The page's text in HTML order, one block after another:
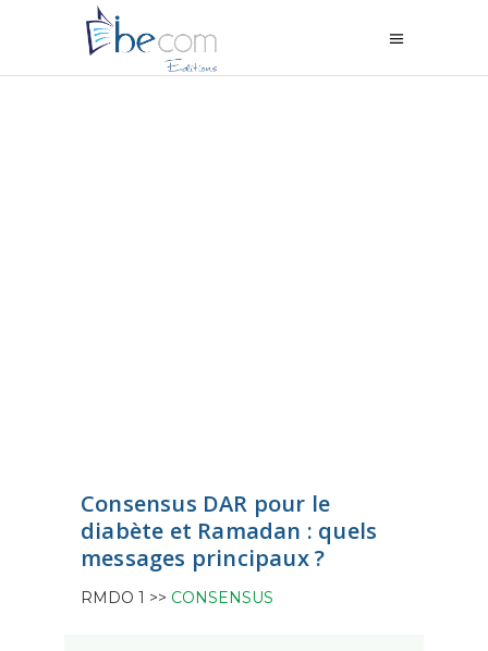
Consensus DAR pour le
diabète et Ramadan : quels
messages principaux ?
RMDO 1 >> CONSENSUS